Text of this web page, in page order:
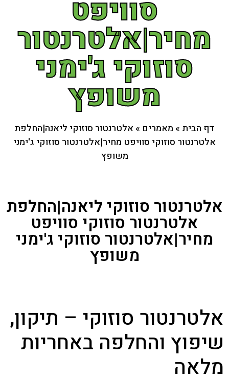
סוויפט
מחיר|אלטרנטור
סוזוקי ג'ימני
משופץ
דף הבית » מאמרים »אלטרנטור סוזוקי ליאנה|החלפת
אלטרנטור סוזוקי סוויפט מחיר|אלטרנטור סוזוקי ג'ימני
משופץ
אלטרנטור סוזוקי ליאנה|החלפת
אלטרנטור סוזוקי סוויפט
מחיר|אלטרנטור סוזוקי ג'ימני
משופץ
אלטרנטור סוזוקי – תיקון,
שיפוץ והחלפה באחריות
מלאה